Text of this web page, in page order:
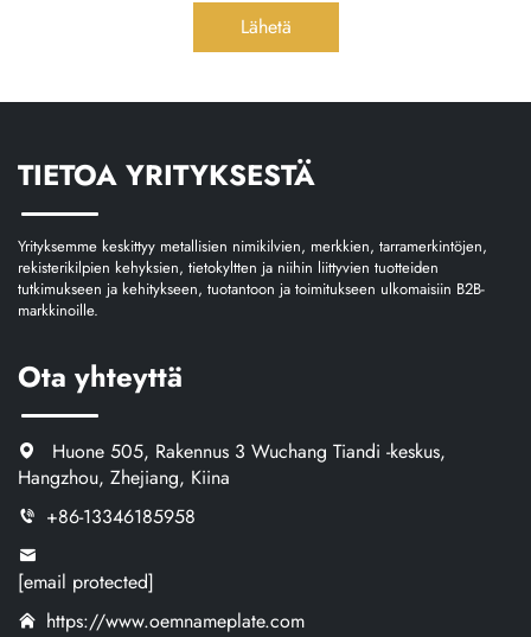
Lähetä
TIETOA YRITYKSESTÄ
Yrityksemme keskittyy metallisien nimikilvien, merkkien, tarramerkintöjen,
rekisterikilpien kehyksien, tietokyltten ja niihin liittyvien tuotteiden
tutkimukseen ja kehitykseen, tuotantoon ja toimitukseen ulkomaisiin B2B-
markkinoille.
Ota yhteyttä
Huone 505, Rakennus 3 Wuchang Tiandi -keskus,
Hangzhou, Zhejiang, Kiina
+86-13346185958
[email protected]
https://www.oemnameplate.com